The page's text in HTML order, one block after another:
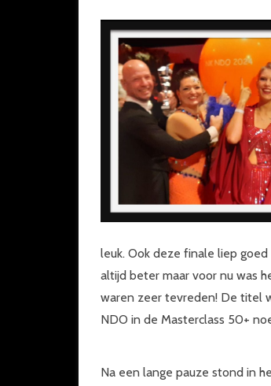
leuk. Ook deze finale liep
altijd beter maar voor nu was
waren zeer tevreden! De titel
NDO in de Masterclass 50+
Na een lange pauze stond in